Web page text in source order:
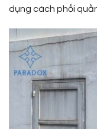
dụng cách phối